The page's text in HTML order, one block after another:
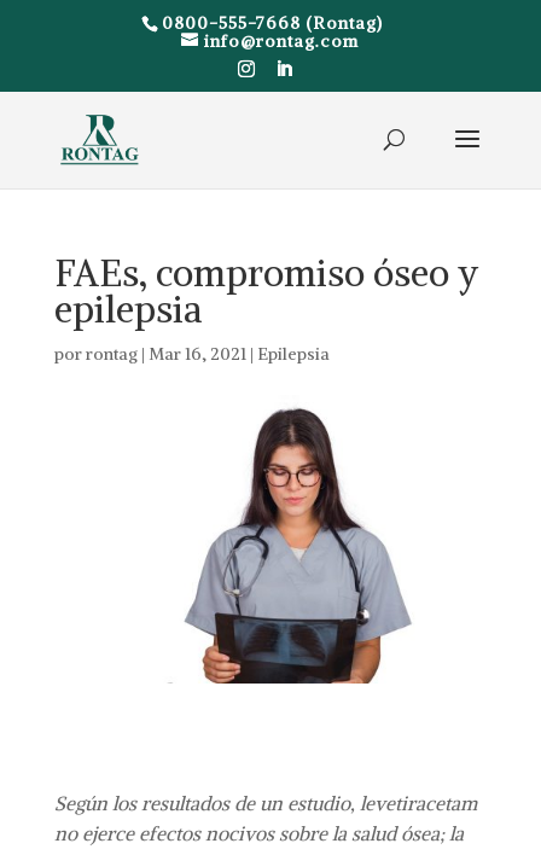
0800-555-7668 (Rontag)
info@rontag.com
FAEs, compromiso óseo y
epilepsia
porrontag| Mar 16, 2021| Epilepsia
Según los resultados de un estudio, levetiracetam
no ejerce efectos nocivos sobre la salud ósea; la